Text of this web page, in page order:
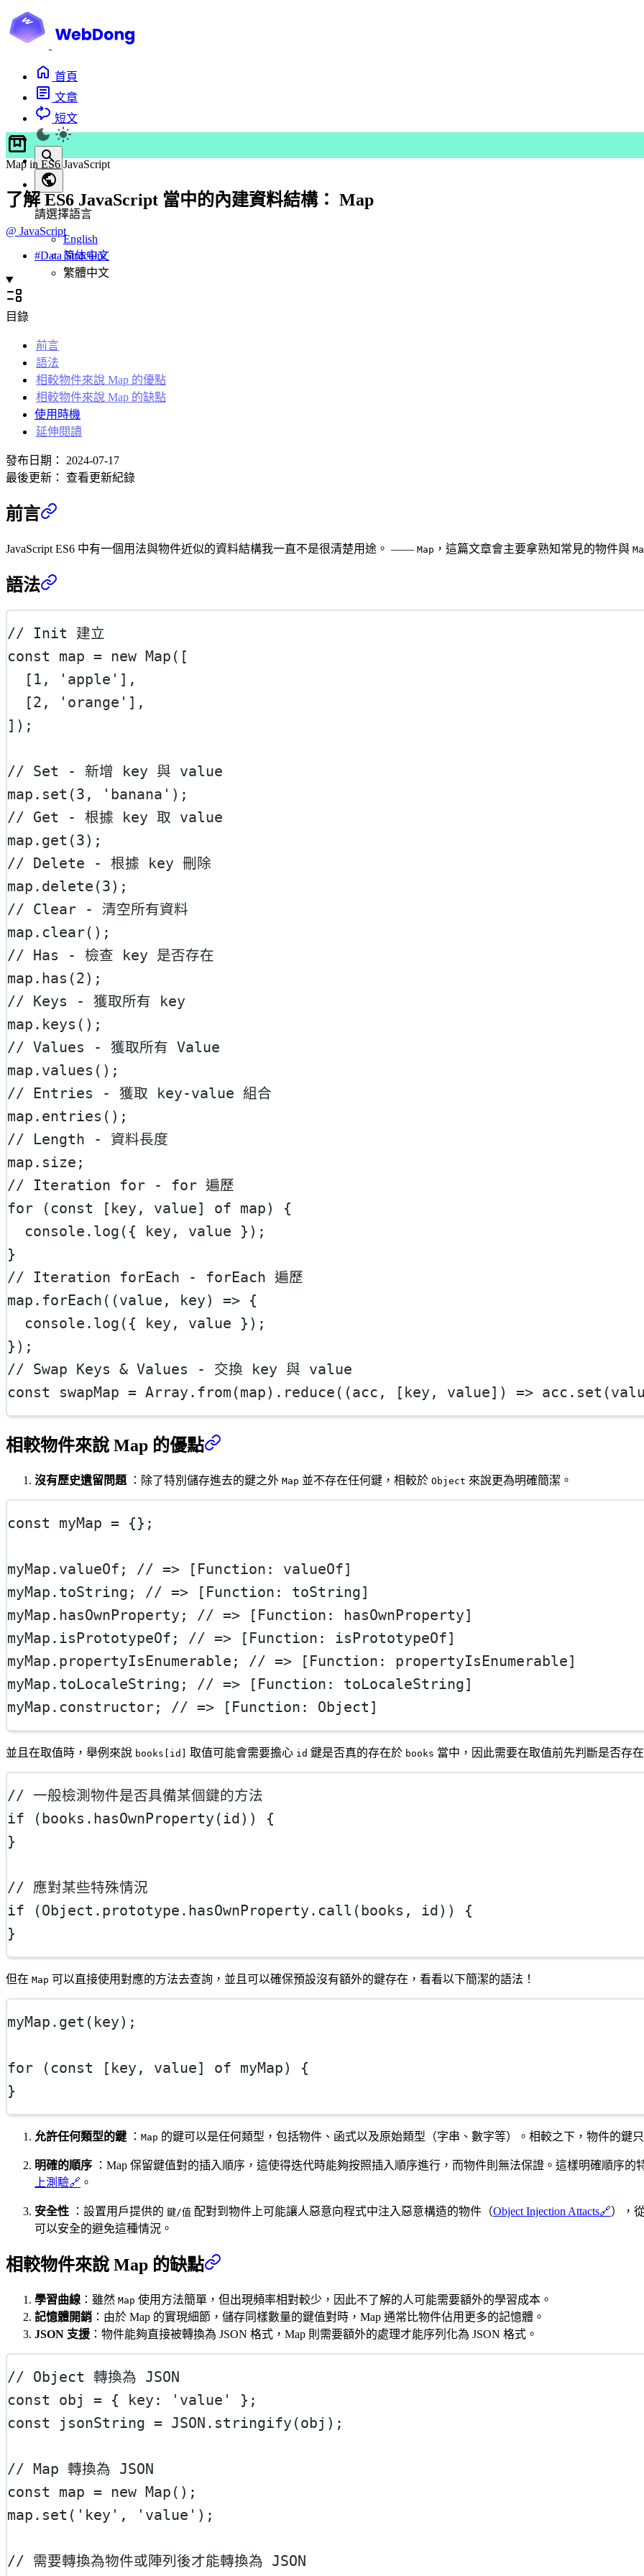
首頁
文章
短文
請選擇語言
English
简体中文
繁體中文
Map in ES6 JavaScript
了解 ES6 JavaScript 當中的內建資料結構： Map
@ JavaScript
#Data Structure
目錄
前言
語法
相較物件來說 Map 的優點
相較物件來說 Map 的缺點
使用時機
延伸閱讀
發布日期： 2024-07-17
最後更新：
查看更新紀錄
前言
JavaScript ES6 中有一個用法與物件近似的資料結構我一直不是很清楚用途。 —— Map ，這篇文章會主要拿熟知常見的物件與
語法
// Init 建立
const
map = new Map ([
  [
1 , 'apple' ],
  [
2 , 'orange' ],
]);
// Set - 新增 key 與 value
map. set (3 , 'banana' );
// Get - 根據 key 取 value
map. get (3);
// Delete - 根據 key 刪除
map. delete (3);
// Clear - 清空所有資料
map. clear();
// Has - 檢查 key 是否存在
map. has (2);
// Keys - 獲取所有 key
map. keys ();
// Values - 獲取所有 Value
map. values ();
// Entries - 獲取 key-value 組合
map. entries ();
// Length - 資料長度
map.size;
// Iteration for - for 遍歷
for ( const [ key , value] of map) {
  console.
log ({ key, value });
}
// Iteration forEach - forEach 遍歷
map. forEach ((value , key) => {
  console.
log ({ key, value });
});
// Swap Keys & Values - 交換 key 與 value
const
swapMap = Array. from (map). reduce ((acc , [ key , value]) => acc. set
相較物件來說 Map 的優點
沒有歷史遺留問題 ：除了特別儲存進去的鍵之外 Map 並不存在任何鍵，相較於 Object 來說更為明確簡潔。
const myMap = {};
myMap.valueOf; // => [Function: valueOf]
myMap.toString; // => [Function: toString]
myMap.hasOwnProperty; // => [Function: hasOwnProperty]
myMap.isPrototypeOf; // => [Function: isPrototypeOf]
myMap.propertyIsEnumerable; // => [Function: propertyIsEnumerable]
myMap.toLocaleString; // => [Function: toLocaleString]
myMap. constructor; // => [Function: Object]
並且在取值時，舉例來說 books[id] 取值可能會需要擔心 id 鍵是否真的存在於 books 當中，因此需要在取值前先判斷是否存
// 一般檢測物件是否具備某個鍵的方法
if (books. hasOwnProperty (id)) {
}
// 應對某些特殊情況
if (Object . prototype .hasOwnProperty. call (books, id)) {
}
但在 Map 可以直接使用對應的方法去查詢，並且可以確保預設沒有額外的鍵存在，看看以下簡潔的語法！
myMap. get (key);
for ( const [ key , value] of myMap) {
}
允許任何類型的鍵 ： Map 的鍵可以是任何類型，包括物件、函式以及原始類型（字串、數字等）。相較之下，物件的鍵
明確的順序 ：Map 保留鍵值對的插入順序，這使得迭代時能夠按照插入順序進行，而物件則無法保證。這樣明確順序的
上測驗🔗 。
安全性 ：設置用戶提供的 鍵/值 配對到物件上可能讓人惡意向程式中注入惡意構造的物件（Object Injection Attacts🔗），
可以安全的避免這種情況。
相較物件來說 Map 的缺點
學習曲線 ：雖然 Map 使用方法簡單，但出現頻率相對較少，因此不了解的人可能需要額外的學習成本。
記憶體開銷 ：由於 Map 的實現細節，儲存同樣數量的鍵值對時，Map 通常比物件佔用更多的記憶體。
JSON 支援 ：物件能夠直接被轉換為 JSON 格式，Map 則需要額外的處理才能序列化為 JSON 格式。
// Object 轉換為 JSON
const
obj = { key: 'value'
};
const
jsonString = JSON . stringify (obj);
// Map 轉換為 JSON
const
map = new Map ();
map. set ( 'key' , 'value' );
// 需要轉換為物件或陣列後才能轉換為 JSON